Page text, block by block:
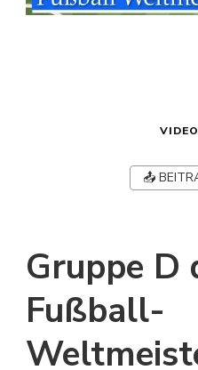
📤
Gruppe D
Fußball-